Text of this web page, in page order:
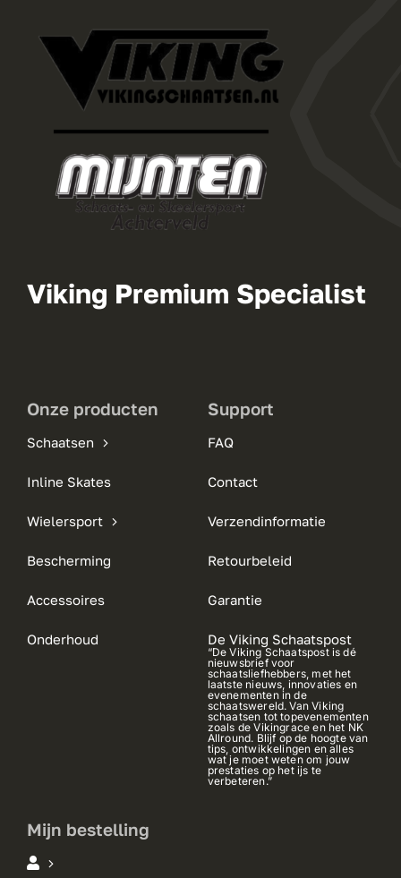
Viking Premium Specialist
Onze producten
Schaatsen
Inline Skates
Wielersport
Bescherming
Accessoires
Onderhoud
Support
FAQ
Contact
Verzendinformatie
Retourbeleid
Garantie
De Viking Schaatspost
“De Viking Schaatspost is dé
nieuwsbrief voor
schaatsliefhebbers, met het
laatste nieuws, innovaties en
evenementen in de
schaatswereld. Van Viking
schaatsen tot topevenementen
zoals de Vikingrace en het NK
Allround. Blijf op de hoogte van
tips, ontwikkelingen en alles
wat je moet weten om jouw
prestaties op het ijs te
verbeteren.”
Mijn bestelling